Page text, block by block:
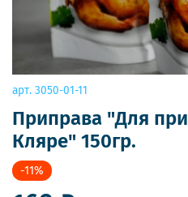
арт. 3050-01-11
Приправа "Для
Кляре" 150гр.
-11%